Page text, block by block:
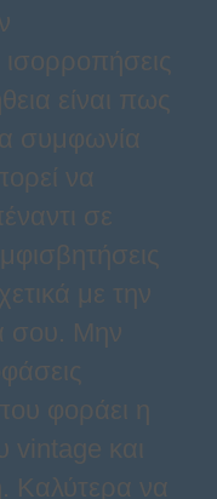
είναι πως
συμφωνία
να
σε
με την
σου. Μην
φοράει η
vintage και
Καλύτερα να